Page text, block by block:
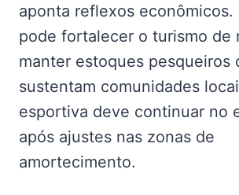
aponta reflexos econômicos.
pode fortalecer o turismo de
manter estoques pesqueiros
sustentam comunidades
esportiva deve continuar no
após ajustes nas zonas de
amortecimento.